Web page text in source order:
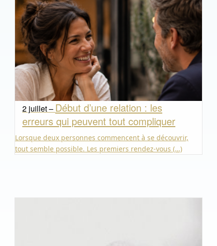
2 juillet – Début d’une relation : les
erreurs qui peuvent tout compliquer
Lorsque deux personnes commencent à se découvrir,
tout semble possible. Les premiers rendez-vous (…)